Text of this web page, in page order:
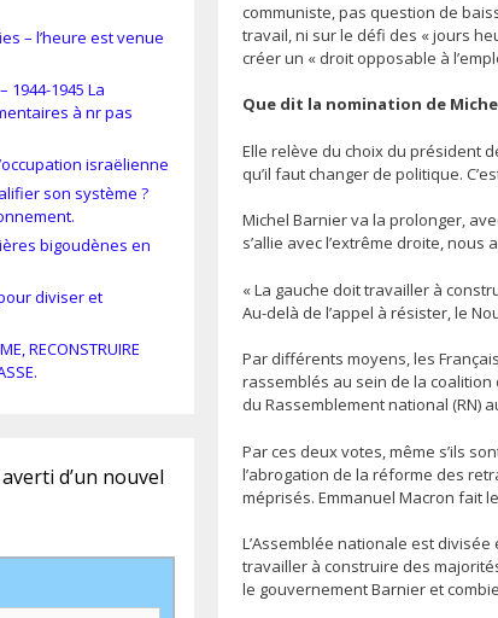
communiste, pas question de
travail, ni sur le défi des « jours
créer un « droit opposable à
Que dit la nomination de
Elle relève du choix du président
qu’il faut changer de politique.
Michel Barnier va la prolonger,
s’allie avec l’extrême droite,
« La gauche doit travailler à
Au-delà de l’appel à résister, le
Par différents moyens, les
rassemblés au sein de la coalition
du Rassemblement national (RN)
Par ces deux votes, même s’ils
l’abrogation de la réforme des
méprisés. Emmanuel Macron fait
L’Assemblée nationale est
travailler à construire des
le gouvernement Barnier et
– l’heure est venue
1944-1945 La
à nr pas
israëlienne
son système ?
bigoudènes en
diviser et
RECONSTRUIRE
d’un nouvel